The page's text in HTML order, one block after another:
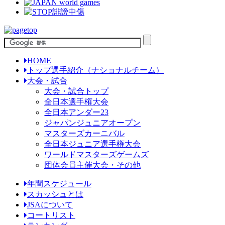
HOME
トップ選手紹介（ナショナルチーム）
大会・試合
大会・試合トップ
全日本選手権大会
全日本アンダー23
ジャパンジュニアオープン
マスターズカーニバル
全日本ジュニア選手権大会
ワールドマスターズゲームズ
団体会員主催大会・その他
年間スケジュール
スカッシュとは
JSAについて
コートリスト